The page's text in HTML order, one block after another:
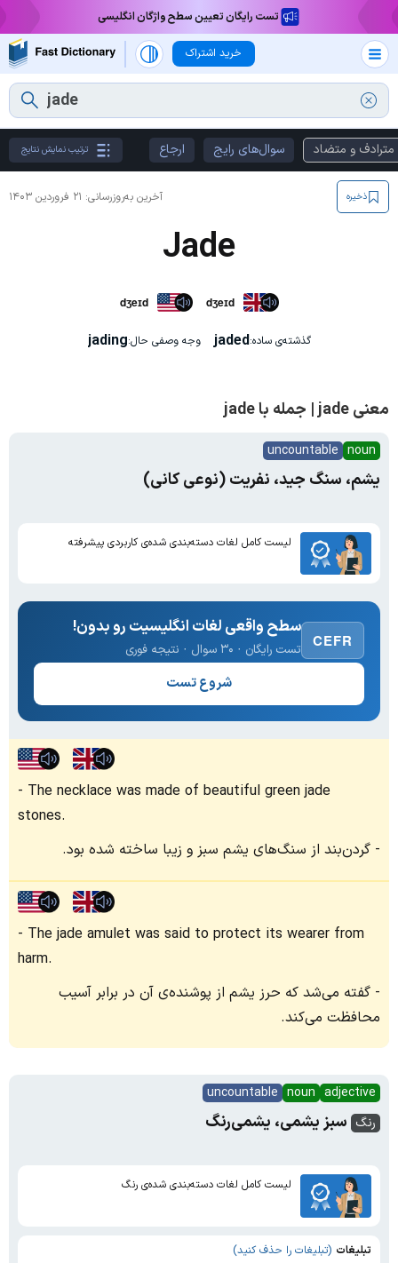
تست رایگان تعیین سطح واژگان انگلیسی
خرید اشتراک
مترادف و متضاد سوال‌های رایج ارجاع ترتیب نمایش نتایج
آخرین به‌روزرسانی: ۲۱ فروردین ۱۴۰۳ ذخیره
Jade
dʒeɪd dʒeɪd
گذشته‌ی ساده:jaded وجه وصفی حال:jading
معنی jade | جمله با jade
noun
uncountable
یشم، سنگ جید، نفریت (نوعی کانی)
لیست کامل لغات دسته‌بندی شده‌ی کاربردی پیشرفته
CEFR
سطح واقعی لغات انگلیسیت رو بدون!
تست رایگان · ۳۰ سوال · نتیجه فوری
شروع تست
The necklace was made of beautiful green jade
stones.
گردن‌بند از سنگ‌های یشم سبز و زیبا ساخته شده بود.
The jade amulet was said to protect its wearer from
harm.
گفته می‌شد که حرز یشم از پوشنده‌ی آن در برابر آسیب
محافظت می‌کند.
adjective
noun
uncountable
رنگ سبز یشمی، یشمی‌رنگ
لیست کامل لغات دسته‌بندی شده‌ی رنگ
تبلیغات (تبلیغات را حذف کنید)